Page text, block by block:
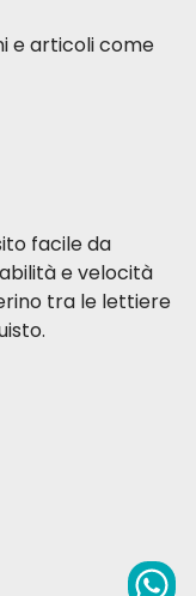
e articoli come
facile da
e velocità
tra le lettiere